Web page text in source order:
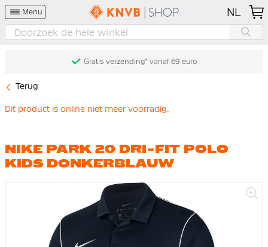
Menu NL
Gratis verzending* vanaf 69 euro
Terug
Dit product is online niet meer voorradig.
NIKE PARK 20 DRI-FIT POLO
KIDS DONKERBLAUW